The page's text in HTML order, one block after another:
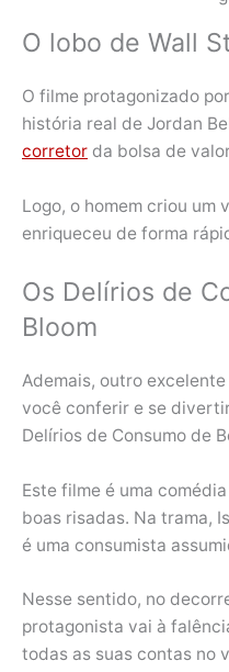
O lobo de Wall
O filme protagonizado
história real de Jordan
corretor da bolsa de
Logo, o homem criou um
enriqueceu de forma
Os Delírios de
Bloom
Ademais, outro
você conferir e se
Delírios de Consumo de
Este filme é uma
boas risadas. Na trama,
é uma consumista
Nesse sentido, no
protagonista vai à
todas as suas contas no